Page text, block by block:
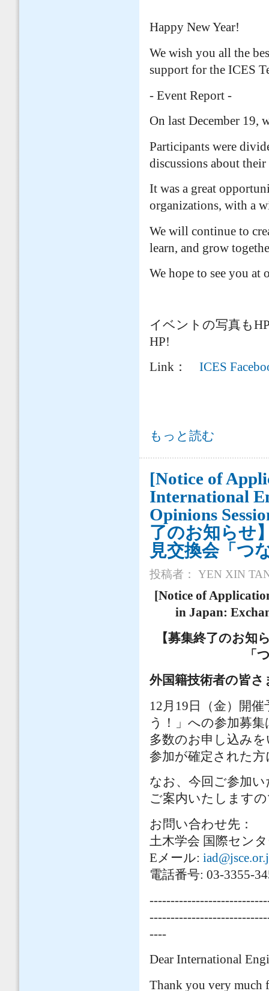
Happy New Year!
We wish you all the
support for the ICES
- Event Report -
On last December 19,
Participants were
discussions about
It was a great
organizations, with a
We will continue to
learn, and grow
We hope to see you at
イベントの写真も
HP!
Link： ICES
【イベント報告】外国籍技術者か
from International Engineers in Japan:
もっと読む
[Notice of
International
Opinions
了のお知らせ
見交換会「つ
投稿者： YEN XIN
[Notice of
in Japan:
【募集終了のお知
「
外国籍技術者の皆さ
12月19日（金）開
う！」への参加募
多数のお申し込み
参加が確定された
なお、今回ご参加
ご案内いたします
お問い合わせ先：
土木学会 国際セン
Eメール:
電話番号: 03-3355-
----
Dear International
Thank you very much